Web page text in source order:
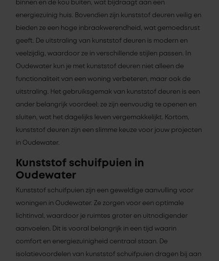
binnen en de kou buiten, wat bijdraagt aan een
energiezuinig huis. Bovendien zijn kunststof deuren veilig en
bieden ze een hoge inbraakwerendheid, wat gemoedsrust
geeft. De uitstraling van kunststof deuren is modern en
veelzijdig, waardoor ze in verschillende stijlen passen. In
Oudewater kun je met kunststof deuren niet alleen de
functionaliteit van een woning verbeteren, maar ook de
uitstraling. Het gebruiksgemak van kunststof deuren is een
ander belangrijk voordeel; ze zijn eenvoudig te openen en
sluiten, wat het dagelijks leven vergemakkelijkt. Kortom,
kunststof deuren zijn een slimme keuze voor jouw projecten
in Oudewater.
Kunststof schuifpuien in
Oudewater
Kunststof schuifpuien zijn een geweldige aanvulling voor
woningen in Oudewater. Ze zorgen voor een optimale
lichtinval, waardoor je ruimtes groter en uitnodigender
aanvoelen. Dit is vooral belangrijk in een tijd waarin
comfort en energiezuinigheid centraal staan. De
isolatievoordelen van kunststof schuifpuien dragen bij aan